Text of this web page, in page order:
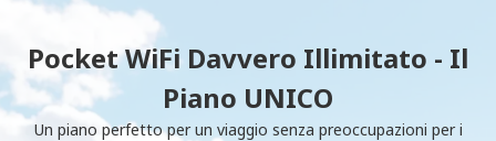
Pocket WiFi Davvero Illimitato - Il
Piano UNICO
Un piano perfetto per un viaggio senza preoccupazioni per i